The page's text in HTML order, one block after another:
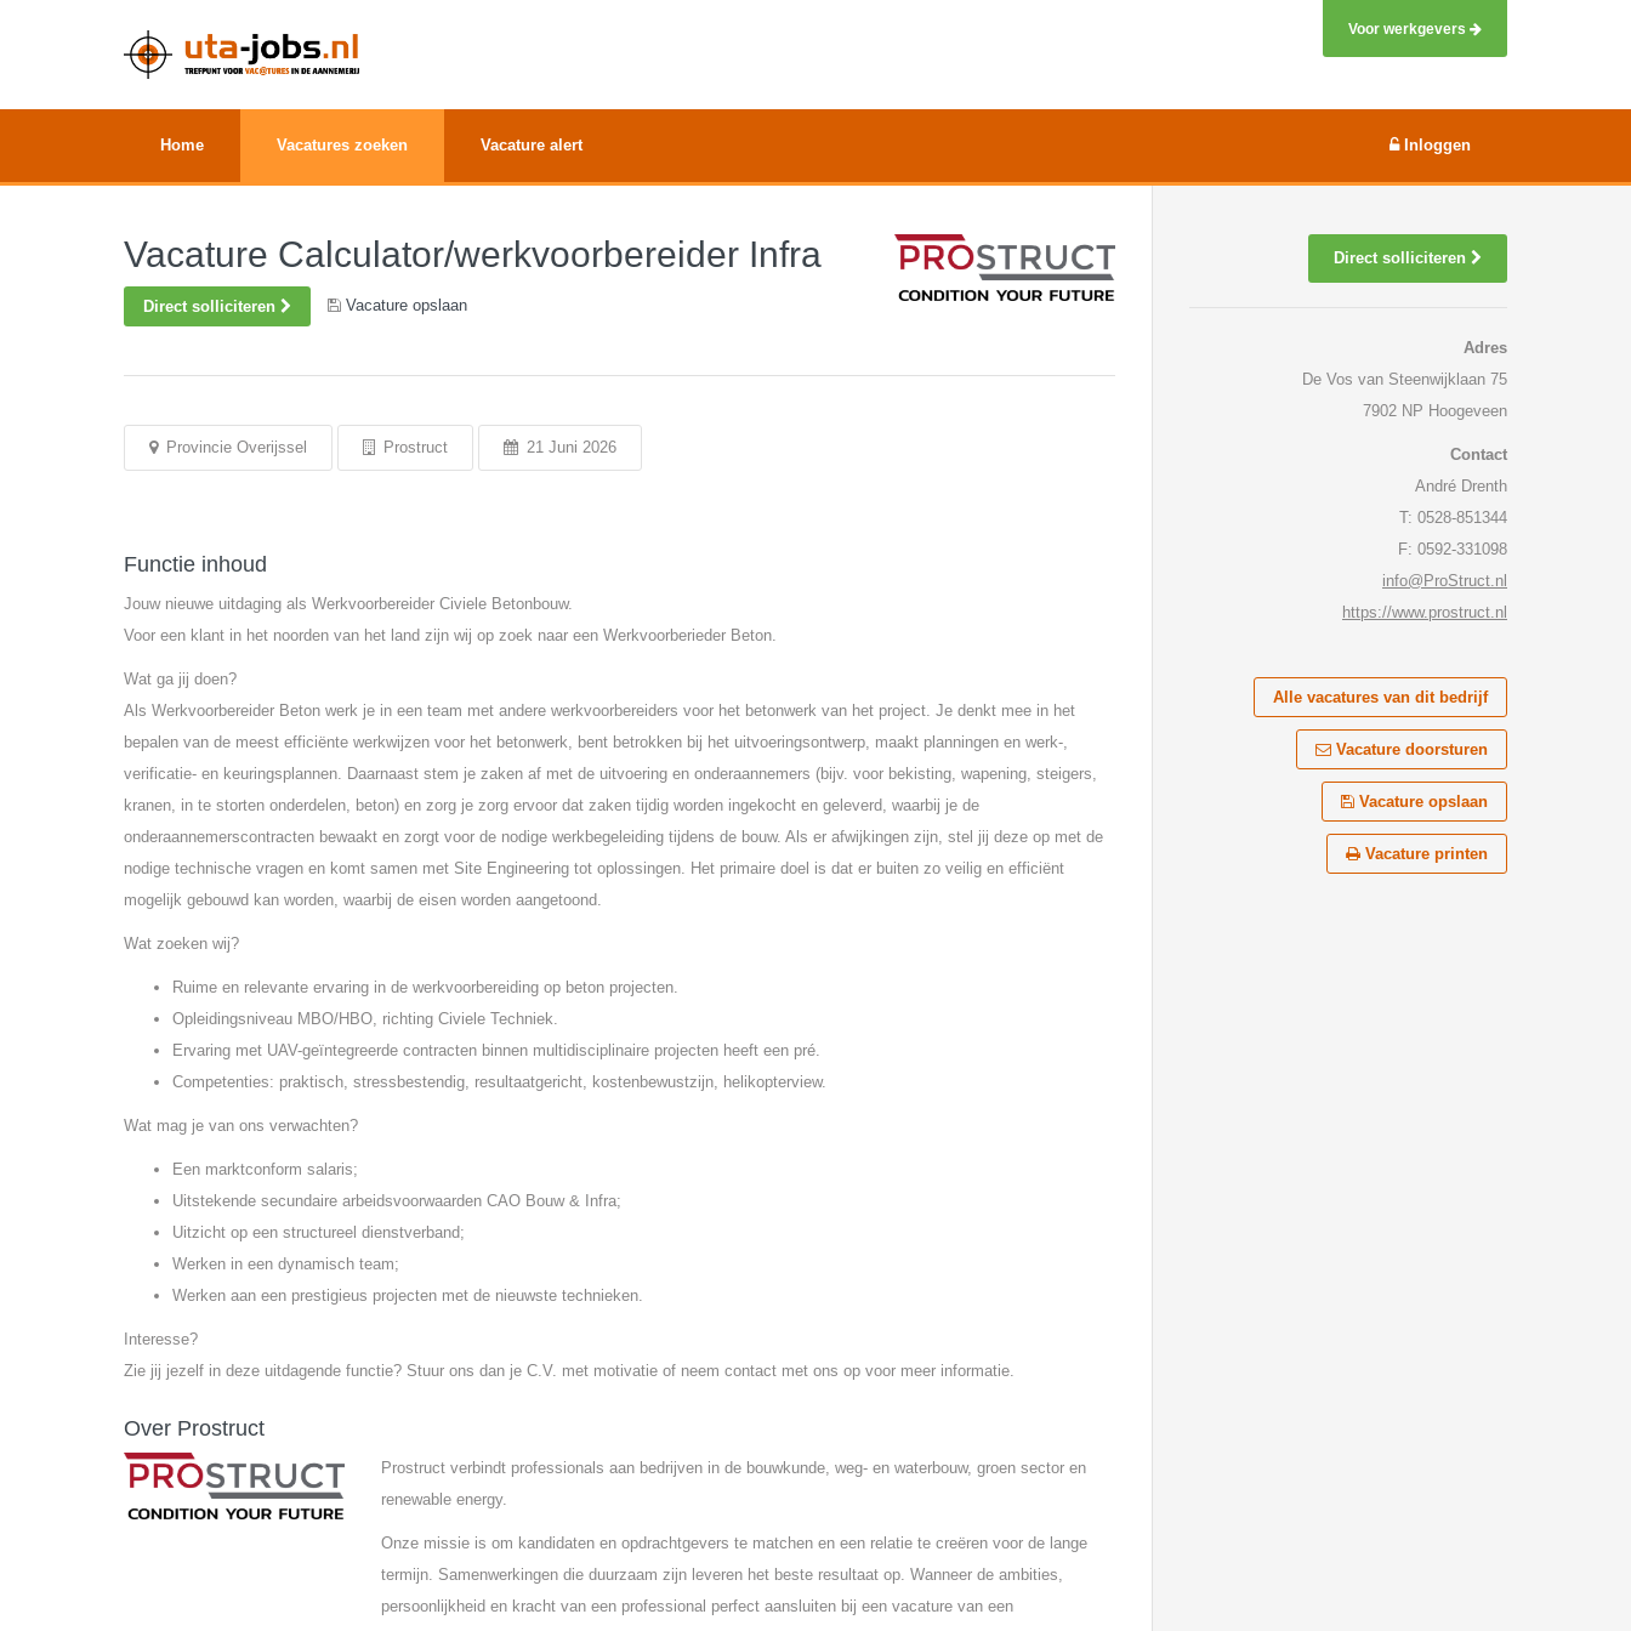
Voor werkgevers
Home Vacatures zoeken Vacature alert Inloggen
Vacature Calculator/werkvoorbereider Infra
Direct solliciteren Vacature opslaan
Provincie Overijssel Prostruct 21 Juni 2026
Functie inhoud
Jouw nieuwe uitdaging als Werkvoorbereider Civiele Betonbouw.
Voor een klant in het noorden van het land zijn wij op zoek naar een Werkvoorberieder Beton.
Wat ga jij doen?
Als Werkvoorbereider Beton werk je in een team met andere werkvoorbereiders voor het betonwerk van het project. Je denkt mee in het
bepalen van de meest efficiënte werkwijzen voor het betonwerk, bent betrokken bij het uitvoeringsontwerp, maakt planningen en werk-,
verificatie- en keuringsplannen. Daarnaast stem je zaken af met de uitvoering en onderaannemers (bijv. voor bekisting, wapening, steigers,
kranen, in te storten onderdelen, beton) en zorg je zorg ervoor dat zaken tijdig worden ingekocht en geleverd, waarbij je de
onderaannemerscontracten bewaakt en zorgt voor de nodige werkbegeleiding tijdens de bouw. Als er afwijkingen zijn, stel jij deze op met de
nodige technische vragen en komt samen met Site Engineering tot oplossingen. Het primaire doel is dat er buiten zo veilig en efficiënt
mogelijk gebouwd kan worden, waarbij de eisen worden aangetoond.
Wat zoeken wij?
Ruime en relevante ervaring in de werkvoorbereiding op beton projecten.
Opleidingsniveau MBO/HBO, richting Civiele Techniek.
Ervaring met UAV-geïntegreerde contracten binnen multidisciplinaire projecten heeft een pré.
Competenties: praktisch, stressbestendig, resultaatgericht, kostenbewustzijn, helikopterview.
Wat mag je van ons verwachten?
Een marktconform salaris;
Uitstekende secundaire arbeidsvoorwaarden CAO Bouw & Infra;
Uitzicht op een structureel dienstverband;
Werken in een dynamisch team;
Werken aan een prestigieus projecten met de nieuwste technieken.
Interesse?
Zie jij jezelf in deze uitdagende functie? Stuur ons dan je C.V. met motivatie of neem contact met ons op voor meer informatie.
Over Prostruct
Prostruct verbindt professionals aan bedrijven in de bouwkunde, weg- en waterbouw, groen sector en
renewable energy.
Onze missie is om kandidaten en opdrachtgevers te matchen en een relatie te creëren voor de lange
termijn. Samenwerkingen die duurzaam zijn leveren het beste resultaat op. Wanneer de ambities,
persoonlijkheid en kracht van een professional perfect aansluiten bij een vacature van een
Direct solliciteren
Adres
De Vos van Steenwijklaan 75
7902 NP Hoogeveen
Contact
André Drenth
T: 0528-851344
F: 0592-331098
info@ProStruct.nl
https://www.prostruct.nl
Alle vacatures van dit bedrijf
Vacature doorsturen
Vacature opslaan
Vacature printen